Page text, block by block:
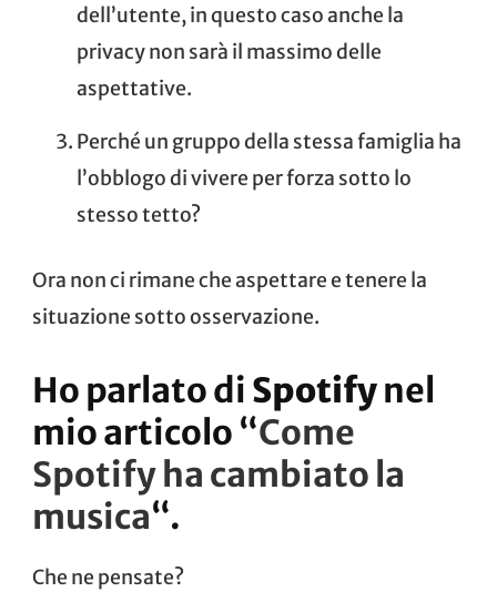
dell’utente, in questo caso anche la
privacy non sarà il massimo delle
aspettative.
Perché un gruppo della stessa famiglia ha
l’obblogo di vivere per forza sotto lo
stesso tetto?
Ora non ci rimane che aspettare e tenere la
situazione sotto osservazione.
Ho parlato di Spotifynel
mio articolo “Come
Spotify ha cambiato la
musica“.
Che ne pensate?